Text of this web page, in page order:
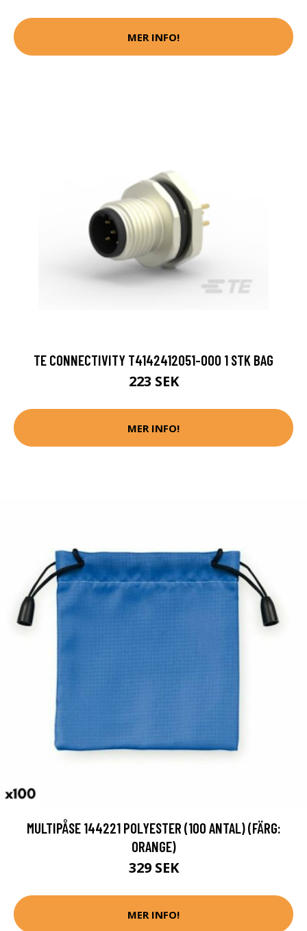
MER INFO!
TE CONNECTIVITY T4142412051-000 1 STK BAG
223 SEK
MER INFO!
MULTIPÅSE 144221 POLYESTER (100 ANTAL) (FÄRG:
ORANGE)
329 SEK
MER INFO!